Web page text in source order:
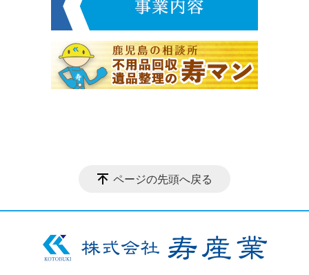
ページの先頭へ戻る